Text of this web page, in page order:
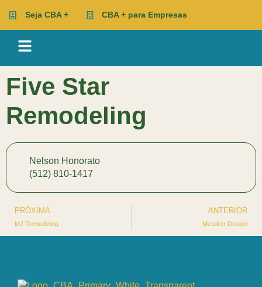
Seja CBA + CBA + para Empresas
Five Star
Remodeling
Nelson Honorato
(512) 810-1417
PRÓXIMA
MJ Remodeling
ANTERIOR
Metzker Design